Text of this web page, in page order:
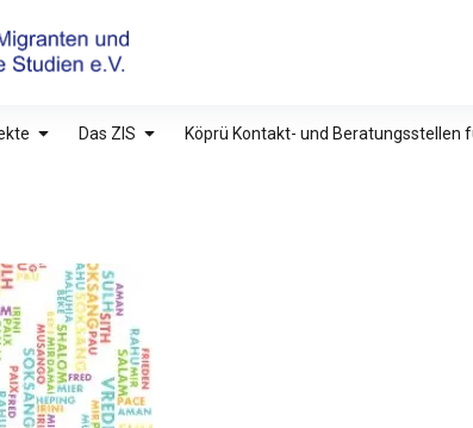
und Interkulturelle Studien e.V.
Das ZIS Köprü Kontakt- und